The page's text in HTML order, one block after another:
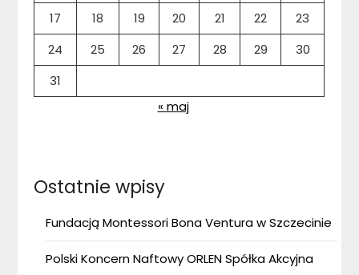
17
18 19 20 21 22
23
24
25 26 27 28 29
30
31
« maj
Ostatnie wpisy
Fundacją Montessori Bona Ventura w Szczecinie
Polski Koncern Naftowy ORLEN Spółka Akcyjna